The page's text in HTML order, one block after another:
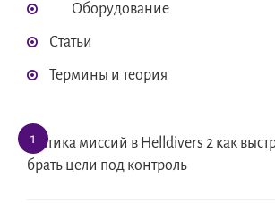
Оборудование
Статьи
Термины и теория
Тактика миссий в Helldivers 2 как
брать цели под контроль